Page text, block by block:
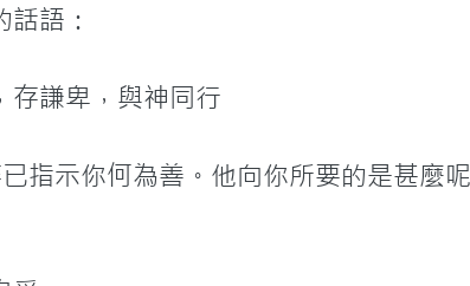
語：
存謙卑，與神同行
指示你何為善。他向你所要的是甚麼